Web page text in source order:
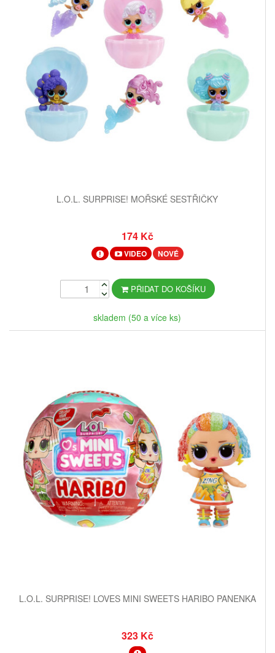
L.O.L. SURPRISE! MOŘSKÉ SESTŘIČKY
174 Kč
VIDEO NOVÉ
PŘIDAT DO KOŠÍKU
skladem (50 a více ks)
L.O.L. SURPRISE! LOVES MINI SWEETS HARIBO PANENKA
323 Kč